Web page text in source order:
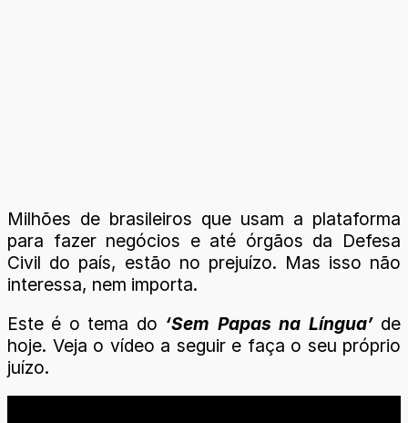
Milhões de brasileiros que usam a plataforma
para fazer negócios e até órgãos da Defesa
Civil do país, estão no prejuízo. Mas isso não
interessa, nem importa.
Este é o tema do ‘Sem Papas na Língua’de
hoje. Veja o vídeo a seguir e faça o seu próprio
juízo.